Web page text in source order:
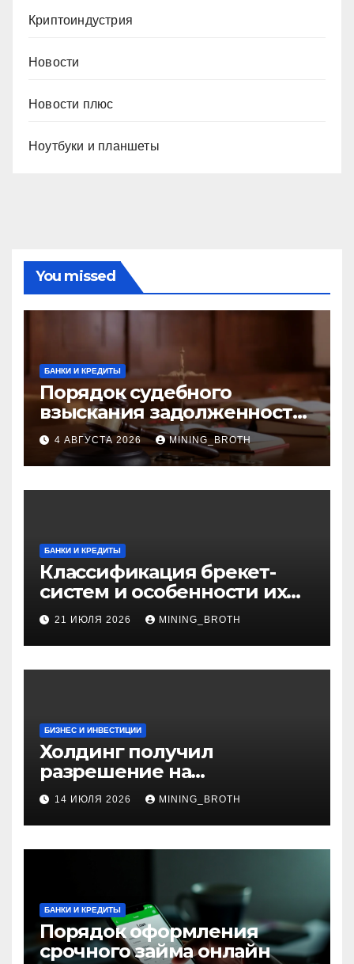
Криптоиндустрия
Новости
Новости плюс
Ноутбуки и планшеты
You missed
БАНКИ И КРЕДИТЫ
Порядок судебного
взыскания задолженности:
ключевые стадии и
нюансы
4 АВГУСТА 2026 MINING_BROTH
БАНКИ И КРЕДИТЫ
Классификация брекет-
систем и особенности их
установки
21 ИЮЛЯ 2026 MINING_BROTH
БИЗНЕС И ИНВЕСТИЦИИ
Холдинг получил
разрешение на
приобретение банка в
Турции
14 ИЮЛЯ 2026 MINING_BROTH
БАНКИ И КРЕДИТЫ
Порядок оформления
срочного займа онлайн